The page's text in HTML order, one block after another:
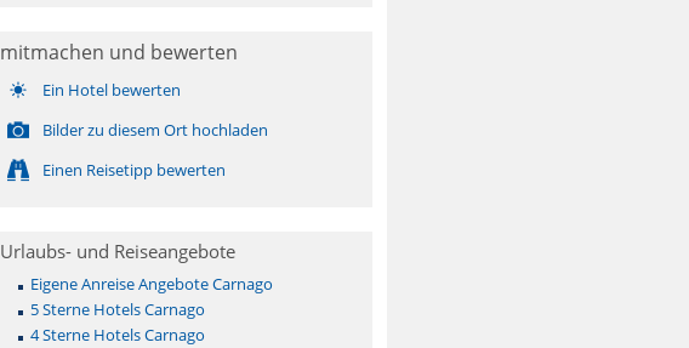
mitmachen und bewerten
Ein Hotel bewerten
Bilder zu diesem Ort hochladen
Einen Reisetipp bewerten
Urlaubs- und Reiseangebote
Eigene Anreise Angebote Carnago
5 Sterne Hotels Carnago
4 Sterne Hotels Carnago